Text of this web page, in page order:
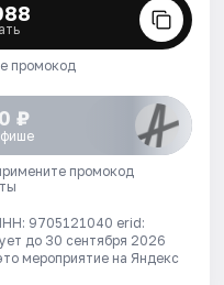
промокод
₽
промокод
9705121040 erid:
до 30 сентября 2026
мероприятие на Яндекс